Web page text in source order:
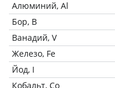
Алюминий, Al
Бор, B
Ванадий, V
Железо, Fe
Йод, I
Кобальт, Co